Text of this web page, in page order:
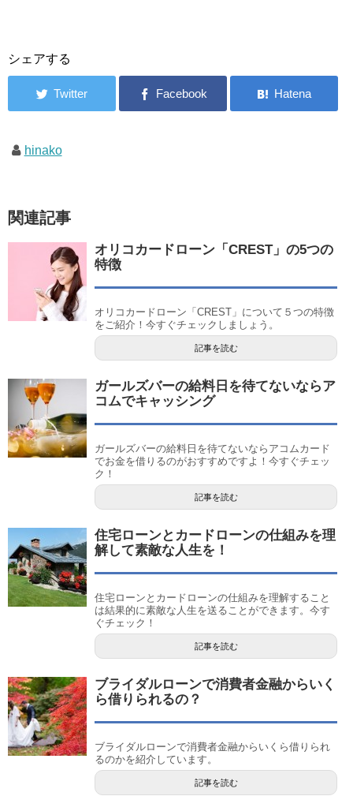
シェアする
hinako
関連記事
オリコカードローン「CREST」の5つの
特徴
オリコカードローン「CREST」について５つの特徴
をご紹介！今すぐチェックしましょう。
記事を読む
ガールズバーの給料日を待てないならア
コムでキャッシング
ガールズバーの給料日を待てないならアコムカード
でお金を借りるのがおすすめですよ！今すぐチェッ
ク！
記事を読む
住宅ローンとカードローンの仕組みを理
解して素敵な人生を！
住宅ローンとカードローンの仕組みを理解すること
は結果的に素敵な人生を送ることができます。今す
ぐチェック！
記事を読む
ブライダルローンで消費者金融からいく
ら借りられるの？
ブライダルローンで消費者金融からいくら借りられ
るのかを紹介しています。
記事を読む